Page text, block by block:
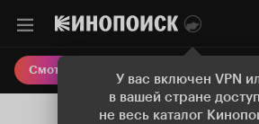
У вас включен VPN
в вашей стране
не весь каталог
Смотреть кино Онлайн-